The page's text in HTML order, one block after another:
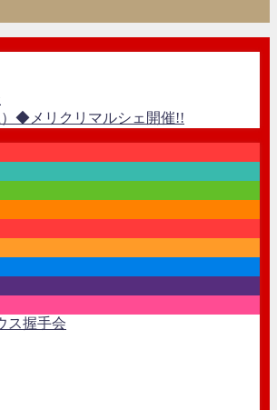
）◆メリクリマルシェ開催!!
ス握手会